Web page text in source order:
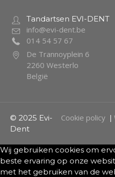
Tandartsen EVI-DENT
info@evi-dent.be
014 54 57 67
De Trannoyplein 6
2260 Westerlo
België
Cookie policy |
© 2025 Evi-
Dent
Wij gebruiken cookies om
beste ervaring op onze
met het gebruiken van de